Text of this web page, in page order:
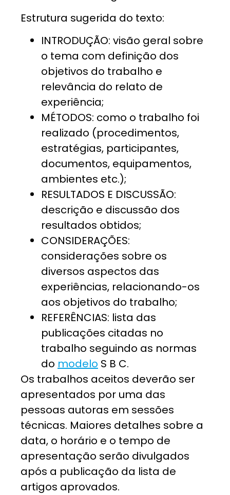
Estrutura sugerida do texto:
INTRODUÇÃO: visão geral sobre
o tema com definição dos
objetivos do trabalho e
relevância do relato de
experiência;
MÉTODOS: como o trabalho foi
realizado (procedimentos,
estratégias, participantes,
documentos, equipamentos,
ambientes etc.);
RESULTADOS E DISCUSSÃO:
descrição e discussão dos
resultados obtidos;
CONSIDERAÇÕES:
considerações sobre os
diversos aspectos das
experiências, relacionando-os
aos objetivos do trabalho;
REFERÊNCIAS: lista das
publicações citadas no
trabalho seguindo as normas
do modelo S B C.
Os trabalhos aceitos deverão ser
apresentados por uma das
pessoas autoras em sessões
técnicas. Maiores detalhes sobre a
data, o horário e o tempo de
apresentação serão divulgados
após a publicação da lista de
artigos aprovados.